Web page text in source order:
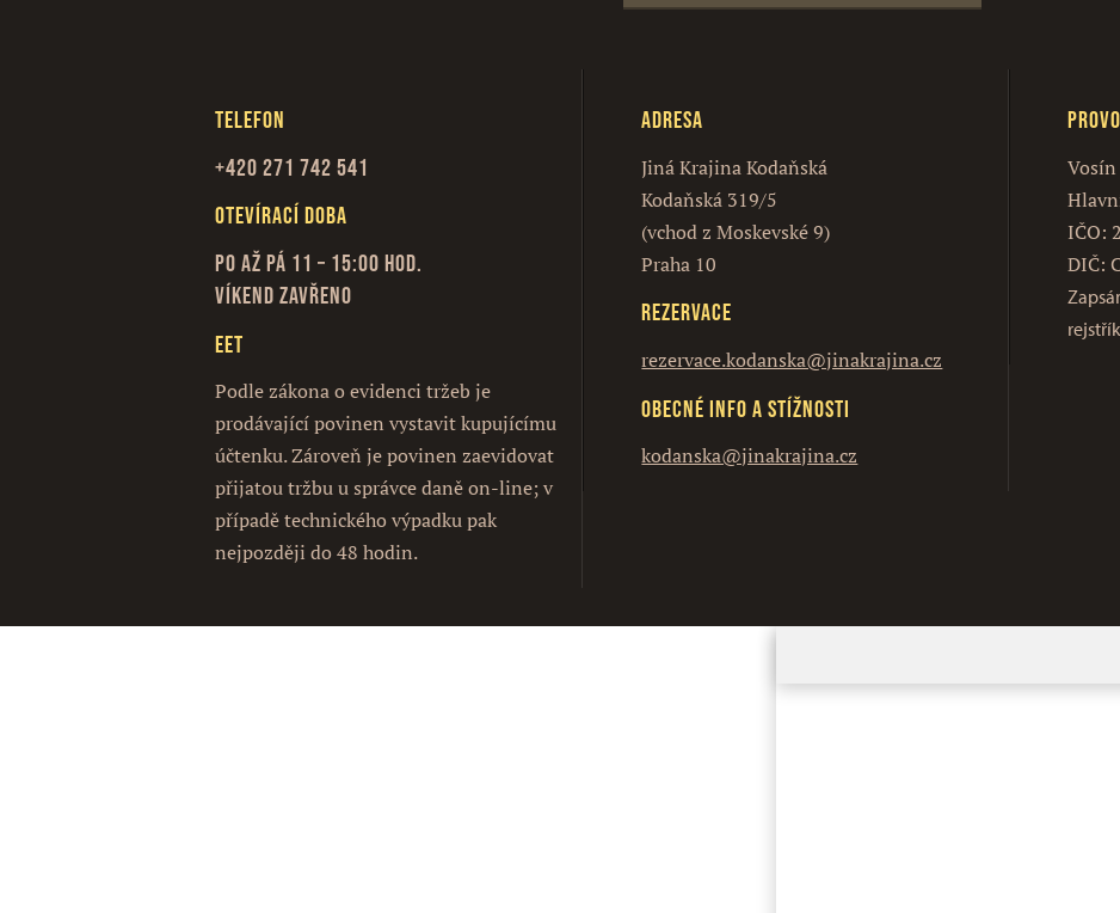
Telefon
+420 271 742 541
Otevírací doba
Po až Pá 11 – 15:00 hod.
Víkend zavřeno
EET
Podle zákona o evidenci tržeb je
prodávající povinen vystavit kupujícímu
účtenku. Zároveň je povinen zaevidovat
přijatou tržbu u správce daně on-line; v
případě technického výpadku pak
nejpozději do 48 hodin.
Adresa
Jiná Krajina Kodaňská
Kodaňská 319/5
(vchod z Moskevské 9)
Praha 10
Rezervace
rezervace.kodanska@jinakrajina.cz
Obecné info a stížnosti
kodanska@jinakrajina.cz
Vosín
IČO:
DIČ: